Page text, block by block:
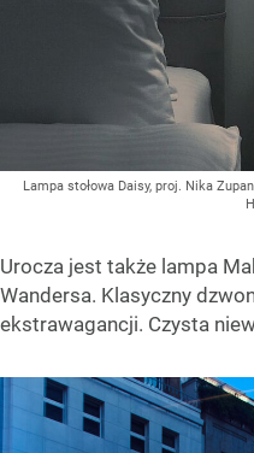
Lampa stołowa Daisy, proj. Nika
Urocza jest także lampa
Wandersa. Klasyczny
ekstrawagancji. Czysta